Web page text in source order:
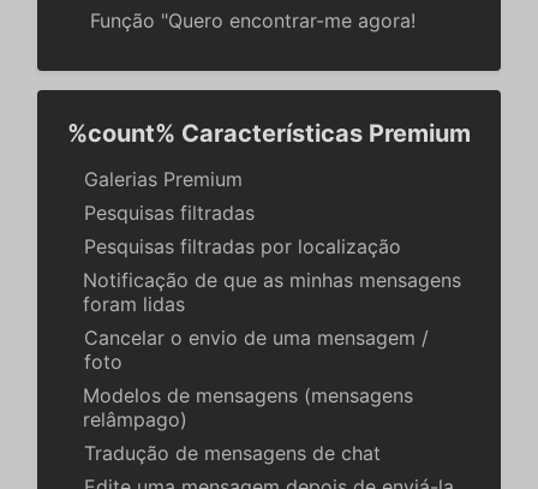
Função "Quero encontrar-me agora!
%count% Características Premium
Galerias Premium
Pesquisas filtradas
Pesquisas filtradas por localização
Notificação de que as minhas mensagens
foram lidas
Cancelar o envio de uma mensagem /
foto
Modelos de mensagens (mensagens
relâmpago)
Tradução de mensagens de chat